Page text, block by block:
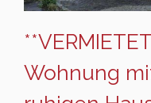
Wohnung